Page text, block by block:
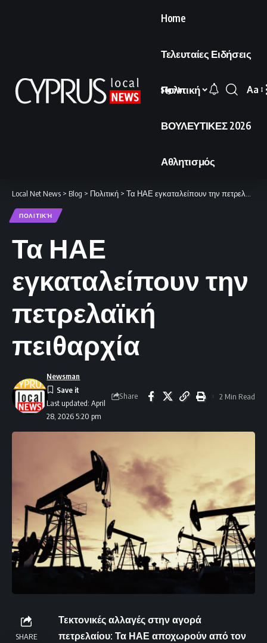
Home
Τελευταίες Ειδήσεις
Πολιτική
ΒΟΥΛΕΥΤΙΚΕΣ 2026
Αθλητισμός
Sign In
Font
Aa
Local Net News > Blog > Πολιτική > Τα ΗΑΕ εγκαταλείπουν την πετρελαϊκή πειθαρχία
ΠΟΛΙΤΙΚΉ
Τα ΗΑΕ
εγκαταλείπουν την
πετρελαϊκή
πειθαρχία
Last updated: April
28, 2026 5:20 pm
Newsman
Share 2 Min Read
SHARE
Τεκτονικές αλλαγές στην αγορά
πετρελαίου: Τα ΗΑΕ αποχωρούν από τον